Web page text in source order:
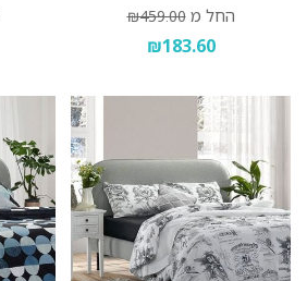
החל מ ₪459.00
₪183.60